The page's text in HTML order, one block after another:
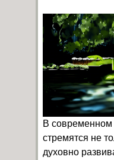
В
стремятся не
духовно